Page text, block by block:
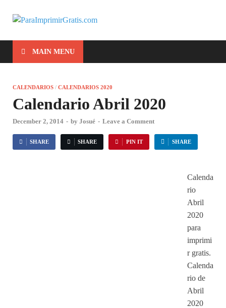
MAIN MENU
CALENDARIOS / CALENDARIOS 2020
Calendario Abril 2020
December 2, 2014 - by Josué - Leave a Comment
SHARE SHARE PIN IT SHARE
Calenda
rio
Abril
2020
para
imprimi
r gratis.
Calenda
rio de
Abril
2020